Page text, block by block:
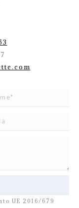
UE 2016/679